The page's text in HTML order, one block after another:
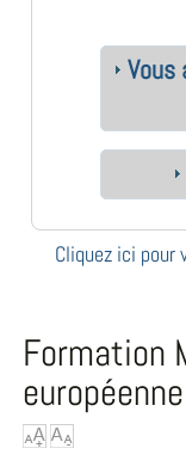
Vous
Cliquez ici pour
Formation